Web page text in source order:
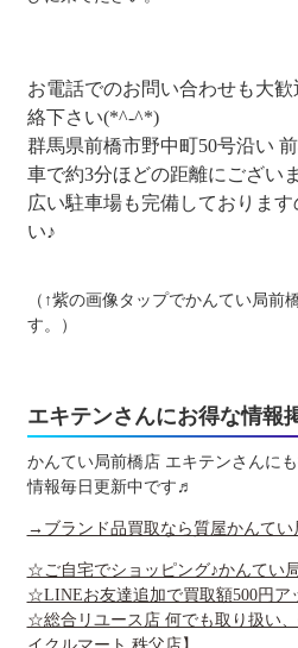
お電話でのお問い合わせも大
絡下さい(*^-^*)
群馬県前橋市野中町50号沿い
車で約3分ほどの距離にございま
広い駐車場も完備しておりま
い♪
（↑紫の画像タップでかんてい局前
す。）
エキテンさんにお得な情報
かんてい局前橋店 エキテンさんに
情報毎日更新中です♬
→ブランド品買取なら質屋かんて
☆ご自宅でショッピング♪かんてい
☆LINEお友達追加で買取額500円ア
☆総合リユース店 何でも取り扱い